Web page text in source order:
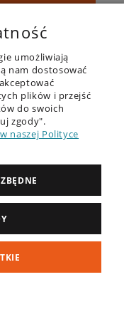
umożliwiają
nam dostosować
plików i przejść
do swoich
zgody".
naszej Polityce